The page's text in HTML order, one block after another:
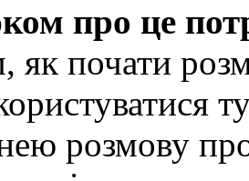
про це
як почати
розмову